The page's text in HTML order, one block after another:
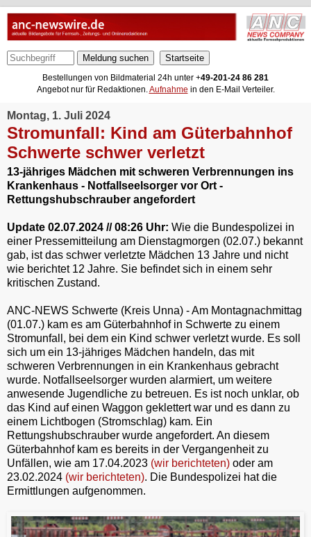
Meldung suchen
Bestellungen von Bildmaterial 24h unter +49-201-24 86 281
Angebot nur für Redaktionen.Aufnahme in den E-Mail Verteiler.
Montag, 1. Juli 2024
Stromunfall: Kind am Güterbahnhof
Schwerte schwer verletzt
13-jähriges Mädchen mit schweren Verbrennungen ins
Krankenhaus - Notfallseelsorger vor Ort -
Rettungshubschrauber angefordert
Update 02.07.2024 // 08:26 Uhr: Wie die Bundespolizei in
einer Pressemitteilung am Dienstagmorgen (02.07.) bekannt
gab, ist das schwer verletzte Mädchen 13 Jahre und nicht
wie berichtet 12 Jahre. Sie befindet sich in einem sehr
kritischen Zustand.
ANC-NEWS Schwerte (Kreis Unna) - Am Montagnachmittag
(01.07.) kam es am Güterbahnhof in Schwerte zu einem
Stromunfall, bei dem ein Kind schwer verletzt wurde. Es soll
sich um ein 13-jähriges Mädchen handeln, das mit
schweren Verbrennungen in ein Krankenhaus gebracht
wurde. Notfallseelsorger wurden alarmiert, um weitere
anwesende Jugendliche zu betreuen. Es ist noch unklar, ob
das Kind auf einen Waggon geklettert war und es dann zu
einem Lichtbogen (Stromschlag) kam. Ein
Rettungshubschrauber wurde angefordert. An diesem
Güterbahnhof kam es bereits in der Vergangenheit zu
Unfällen, wie am 17.04.2023 (wir berichteten) oder am
23.02.2024 (wir berichteten). Die Bundespolizei hat die
Ermittlungen aufgenommen.